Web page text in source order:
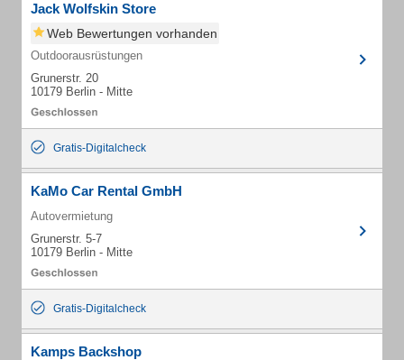
Jack Wolfskin Store
Web Bewertungen vorhanden
Outdoorausrüstungen
Grunerstr. 20
10179 Berlin - Mitte
Gratis-Digitalcheck
KaMo Car Rental GmbH
Autovermietung
Grunerstr. 5-7
10179 Berlin - Mitte
Gratis-Digitalcheck
Kamps Backshop